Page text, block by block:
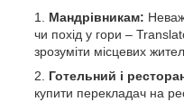
Мандрівникам:
чи похід у гори –
зрозуміти місцевих
Готельний і
купити перекладач на